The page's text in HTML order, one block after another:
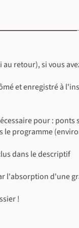
retour), si vous
et enregistré à
pour : ponts
le programme
dans le descriptif
d'une
!